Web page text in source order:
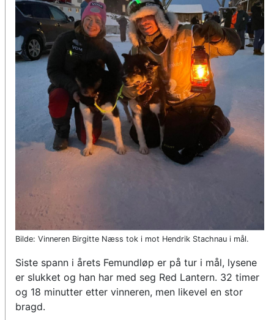
Bilde: Vinneren Birgitte Næss tok i mot Hendrik Stachnau i mål.
Siste spann i årets Femundløp er på tur i mål, lysene
er slukket og han har med seg Red Lantern. 32 timer
og 18 minutter etter vinneren, men likevel en stor
bragd.